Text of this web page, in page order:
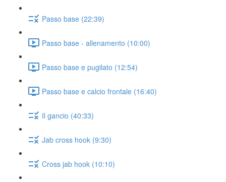
Passo base (22:39)
Passo base - allenamento (10:00)
Passo base e pugilato (12:54)
Passo base e calcio frontale (16:40)
Il gancio (40:33)
Jab cross hook (9:30)
Cross jab hook (10:10)